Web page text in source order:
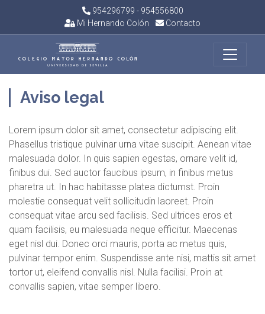
954296799 - 954556800
Mi Hernando Colón
Contacto
Aviso legal
Lorem ipsum dolor sit amet, consectetur adipiscing elit.
Phasellus tristique pulvinar urna vitae suscipit. Aenean vitae
malesuada dolor. In quis sapien egestas, ornare velit id,
finibus dui. Sed auctor faucibus ipsum, in finibus metus
pharetra ut. In hac habitasse platea dictumst. Proin
molestie consequat velit sollicitudin laoreet. Proin
consequat vitae arcu sed facilisis. Sed ultrices eros et
quam facilisis, eu malesuada neque efficitur. Maecenas
eget nisl dui. Donec orci mauris, porta ac metus quis,
pulvinar tempor enim. Suspendisse ante nisi, mattis sit amet
tortor ut, eleifend convallis nisl. Nulla facilisi. Proin at
convallis sapien, vitae semper libero.